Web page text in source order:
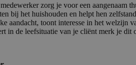
zorg je voor een aangenaam
bij het huishouden en helpt hen
aandacht, toont interesse in het welzijn
in de leefsituatie van je cliënt merk je